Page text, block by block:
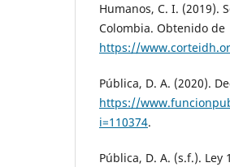
Humanos, C. I. (2019).
Colombia. Obtenido de
https://
Pública, D. A. (2020).
https://
i=110374.
Pública, D. A. (s.f.).